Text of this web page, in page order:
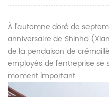
À l'automne doré de
anniversaire de Shinho
de la pendaison de
employés de l'entreprise se
moment important.